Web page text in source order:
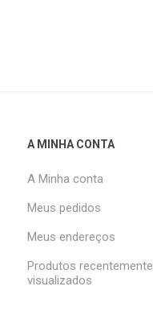
A MINHA CONTA
A Minha conta
Meus pedidos
Meus endereços
Produtos recentemente
visualizados